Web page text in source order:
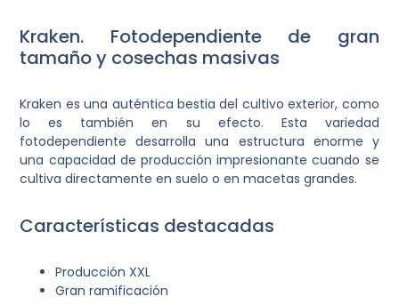
Kraken. Fotodependiente de gran
tamaño y cosechas masivas
Kraken es una auténtica bestia del cultivo exterior, como
lo es también en su efecto. Esta variedad
fotodependiente desarrolla una estructura enorme y
una capacidad de producción impresionante cuando se
cultiva directamente en suelo o en macetas grandes.
Características destacadas
Producción XXL
Gran ramificación